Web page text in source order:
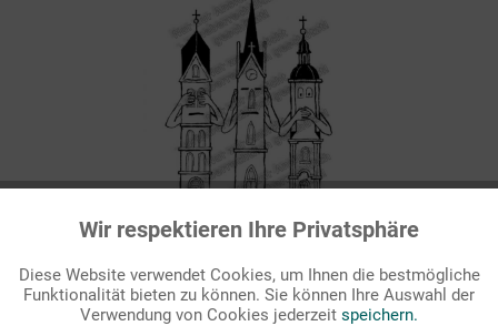
Passende Stichworte
Kirche
Funktionale Aktiv
Marketing Inaktiv
Wir respektieren Ihre Privatsphäre
Diese Website verwendet Cookies, um Ihnen die bestmögliche
Funktionalität bieten zu können. Sie können Ihre Auswahl der
Verwendung von Cookies jederzeit speichern.